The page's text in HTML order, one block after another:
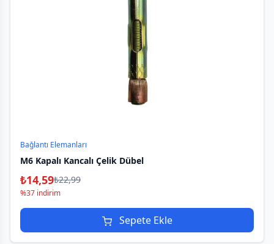
Bağlantı Elemanları
M6 Kapalı Kancalı Çelik Dübel
₺14,59₺22,99
%37 indirim
Sepete Ekle